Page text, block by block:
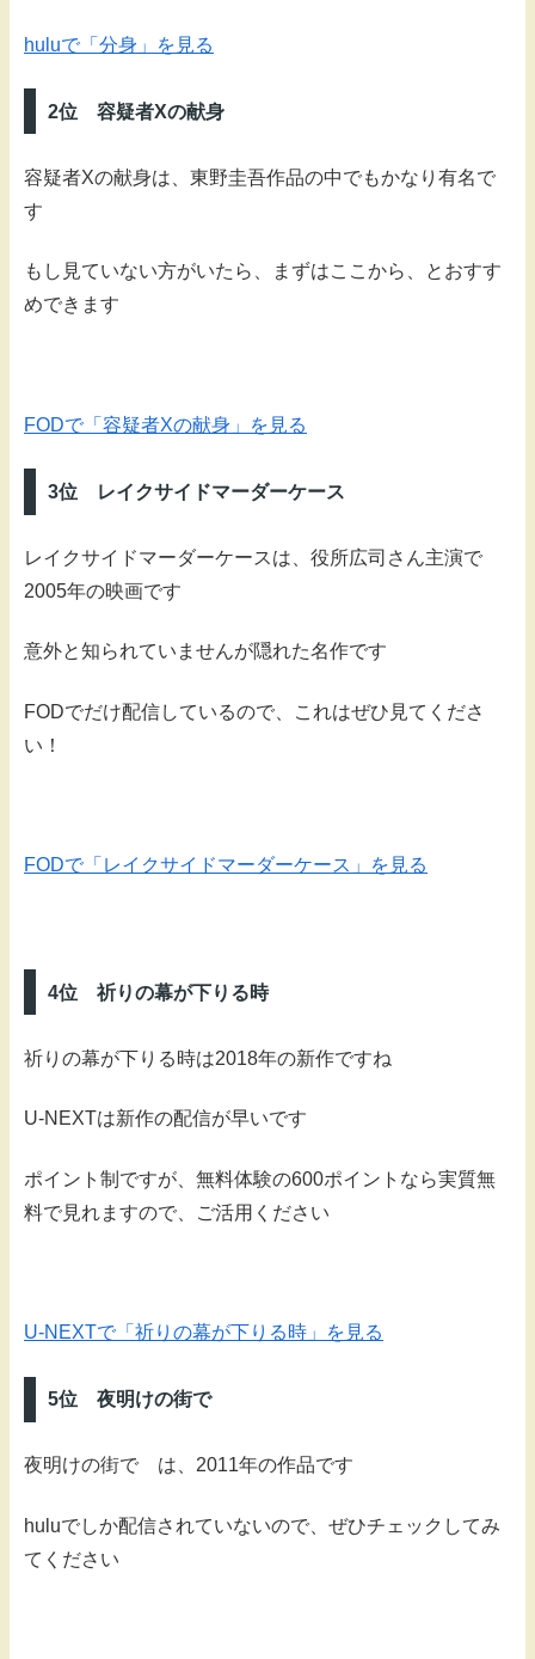
huluで「分身」を見る
2位 容疑者Xの献身
容疑者Xの献身は、東野圭吾作品の中でもかなり有名で
す
もし見ていない方がいたら、まずはここから、とおすす
めできます
FODで「容疑者Xの献身」を見る
3位 レイクサイドマーダーケース
レイクサイドマーダーケースは、役所広司さん主演で
2005年の映画です
意外と知られていませんが隠れた名作です
FODでだけ配信しているので、これはぜひ見てくださ
い！
FODで「レイクサイドマーダーケース」を見る
4位 祈りの幕が下りる時
祈りの幕が下りる時は2018年の新作ですね
U-NEXTは新作の配信が早いです
ポイント制ですが、無料体験の600ポイントなら実質無
料で見れますので、ご活用ください
U-NEXTで「祈りの幕が下りる時」を見る
5位 夜明けの街で
夜明けの街で は、2011年の作品です
huluでしか配信されていないので、ぜひチェックしてみ
てください